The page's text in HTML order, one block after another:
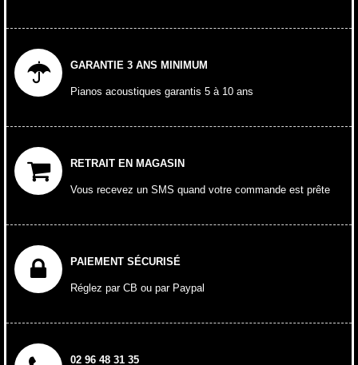
GARANTIE 3 ANS MINIMUM
Pianos acoustiques garantis 5 à 10 ans
RETRAIT EN MAGASIN
Vous recevez un SMS quand votre commande est prête
PAIEMENT SÉCURISÉ
Réglez par CB ou par Paypal
02 96 48 31 35